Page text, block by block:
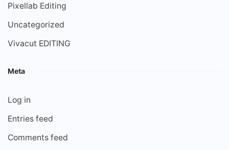
Pixellab Editing
Uncategorized
Vivacut EDITING
Meta
Log in
Entries feed
Comments feed